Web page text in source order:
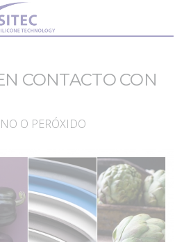
CONTACTO CON
O PERÓXIDO